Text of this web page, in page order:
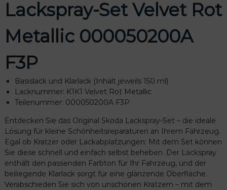
S
e
v
e
t
o
t
M
e
t
a
Lackspray-Set Velvet Rot
Metallic 000050200A
F3P
Basislack und Klarlack (Inhalt jeweils 150 ml)
Lacknummer: K1K1 Velvet Rot Metallic
Teilenummer: 000050200A F3P
Entdecken Sie das Original Skoda Lackspray-Set – die ideale
Lösung für kleine Schönheitsreparaturen an Ihrem Fahrzeug.
Egal ob Kratzer oder Lackabplatzungen: Mit dem Set können
Sie diese schnell und einfach selbst beheben. Der Lackspray
enthält den passenden Farbton für Ihr Fahrzeug, und der
beiliegende Klarlack sorgt für eine glänzende Oberfläche.
Verabschieden Sie sich von unschönen Kratzern – mit dem